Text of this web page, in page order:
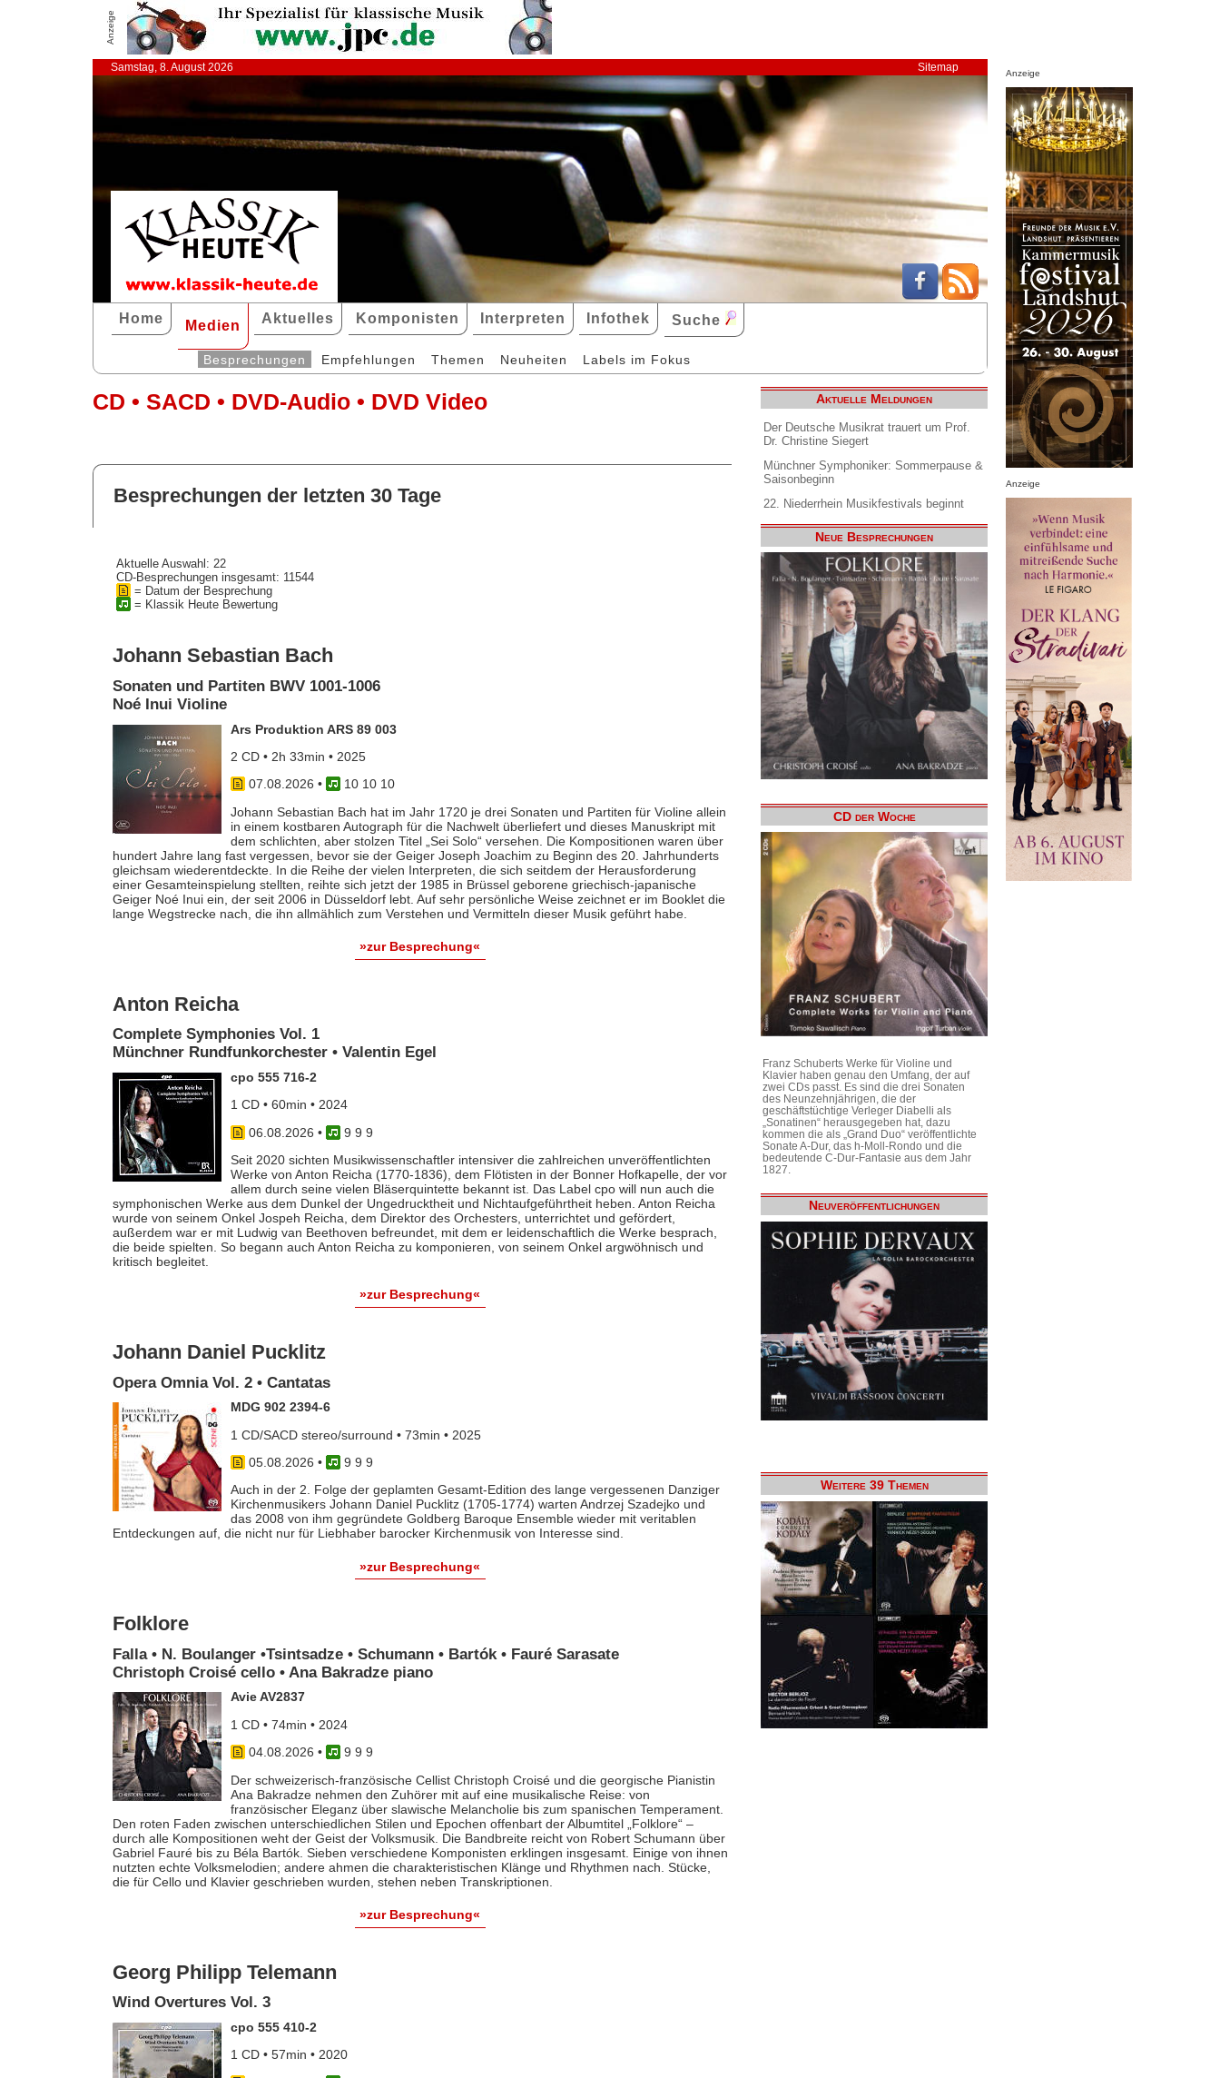
Anzeige
Samstag, 8. August 2026 Sitemap
Home Medien Aktuelles Komponisten Interpreten Infothek Suche
Besprechungen Empfehlungen Themen Neuheiten Labels im Fokus
CD • SACD • DVD-Audio • DVD Video
Besprechungen der letzten 30 Tage
Aktuelle Auswahl: 22
CD-Besprechungen insgesamt: 11544
= Datum der Besprechung
= Klassik Heute Bewertung
Johann Sebastian Bach
Sonaten und Partiten BWV 1001-1006
Noé Inui Violine
Ars Produktion ARS 89 003
2 CD • 2h 33min • 2025
07.08.2026 •
10 10 10
Johann Sebastian Bach hat im Jahr 1720 je drei Sonaten und Partiten für Violine allein
in einem kostbaren Autograph für die Nachwelt überliefert und dieses Manuskript mit
dem schlichten, aber stolzen Titel „Sei Solo“ versehen. Die Kompositionen waren über
hundert Jahre lang fast vergessen, bevor sie der Geiger Joseph Joachim zu Beginn des 20. Jahrhunderts
gleichsam wiederentdeckte. In die Reihe der vielen Interpreten, die sich seitdem der Herausforderung
einer Gesamteinspielung stellten, reihte sich jetzt der 1985 in Brüssel geborene griechisch-japanische
Geiger Noé Inui ein, der seit 2006 in Düsseldorf lebt. Auf sehr persönliche Weise zeichnet er im Booklet die
lange Wegstrecke nach, die ihn allmählich zum Verstehen und Vermitteln dieser Musik geführt habe.
»zur Besprechung«
Anton Reicha
Complete Symphonies Vol. 1
Münchner Rundfunkorchester • Valentin Egel
cpo 555 716-2
1 CD • 60min • 2024
06.08.2026 •
9 9 9
Seit 2020 sichten Musikwissenschaftler intensiver die zahlreichen unveröffentlichten
Werke von Anton Reicha (1770-1836), dem Flötisten in der Bonner Hofkapelle, der vor
allem durch seine vielen Bläserquintette bekannt ist. Das Label cpo will nun auch die
symphonischen Werke aus dem Dunkel der Ungedrucktheit und Nichtaufgeführtheit heben. Anton Reicha
wurde von seinem Onkel Jospeh Reicha, dem Direktor des Orchesters, unterrichtet und gefördert,
außerdem war er mit Ludwig van Beethoven befreundet, mit dem er leidenschaftlich die Werke besprach,
die beide spielten. So begann auch Anton Reicha zu komponieren, von seinem Onkel argwöhnisch und
kritisch begleitet.
»zur Besprechung«
Johann Daniel Pucklitz
Opera Omnia Vol. 2 • Cantatas
MDG 902 2394-6
1 CD/SACD stereo/surround • 73min • 2025
05.08.2026 •
9 9 9
Auch in der 2. Folge der geplamten Gesamt-Edition des lange vergessenen Danziger
Kirchenmusikers Johann Daniel Pucklitz (1705-1774) warten Andrzej Szadejko und
das 2008 von ihm gegründete Goldberg Baroque Ensemble wieder mit veritablen
Entdeckungen auf, die nicht nur für Liebhaber barocker Kirchenmusik von Interesse sind.
»zur Besprechung«
Folklore
Falla • N. Boulanger •Tsintsadze • Schumann • Bartók • Fauré Sarasate
Christoph Croisé cello • Ana Bakradze piano
Avie AV2837
1 CD • 74min • 2024
04.08.2026 •
9 9 9
Der schweizerisch-französische Cellist Christoph Croisé und die georgische Pianistin
Ana Bakradze nehmen den Zuhörer mit auf eine musikalische Reise: von
französischer Eleganz über slawische Melancholie bis zum spanischen Temperament.
Den roten Faden zwischen unterschiedlichen Stilen und Epochen offenbart der Albumtitel „Folklore“ –
durch alle Kompositionen weht der Geist der Volksmusik. Die Bandbreite reicht von Robert Schumann über
Gabriel Fauré bis zu Béla Bartók. Sieben verschiedene Komponisten erklingen insgesamt. Einige von ihnen
nutzten echte Volksmelodien; andere ahmen die charakteristischen Klänge und Rhythmen nach. Stücke,
die für Cello und Klavier geschrieben wurden, stehen neben Transkriptionen.
»zur Besprechung«
Georg Philipp Telemann
Wind Overtures Vol. 3
cpo 555 410-2
1 CD • 57min • 2020
Aktuelle Meldungen
Der Deutsche Musikrat trauert um Prof.
Dr. Christine Siegert
Münchner Symphoniker: Sommerpause &
Saisonbeginn
22. Niederrhein Musikfestivals beginnt
Neue Besprechungen
CD der Woche
Franz Schuberts Werke für Violine und
Klavier haben genau den Umfang, der auf
zwei CDs passt. Es sind die drei Sonaten
des Neunzehnjährigen, die der
geschäftstüchtige Verleger Diabelli als
„Sonatinen“ herausgegeben hat, dazu
kommen die als „Grand Duo“ veröffentlichte
Sonate A-Dur, das h-Moll-Rondo und die
bedeutende C-Dur-Fantasie aus dem Jahr
1827.
Neuveröffentlichungen
Weitere 39 Themen
Anzeige
Anzeige